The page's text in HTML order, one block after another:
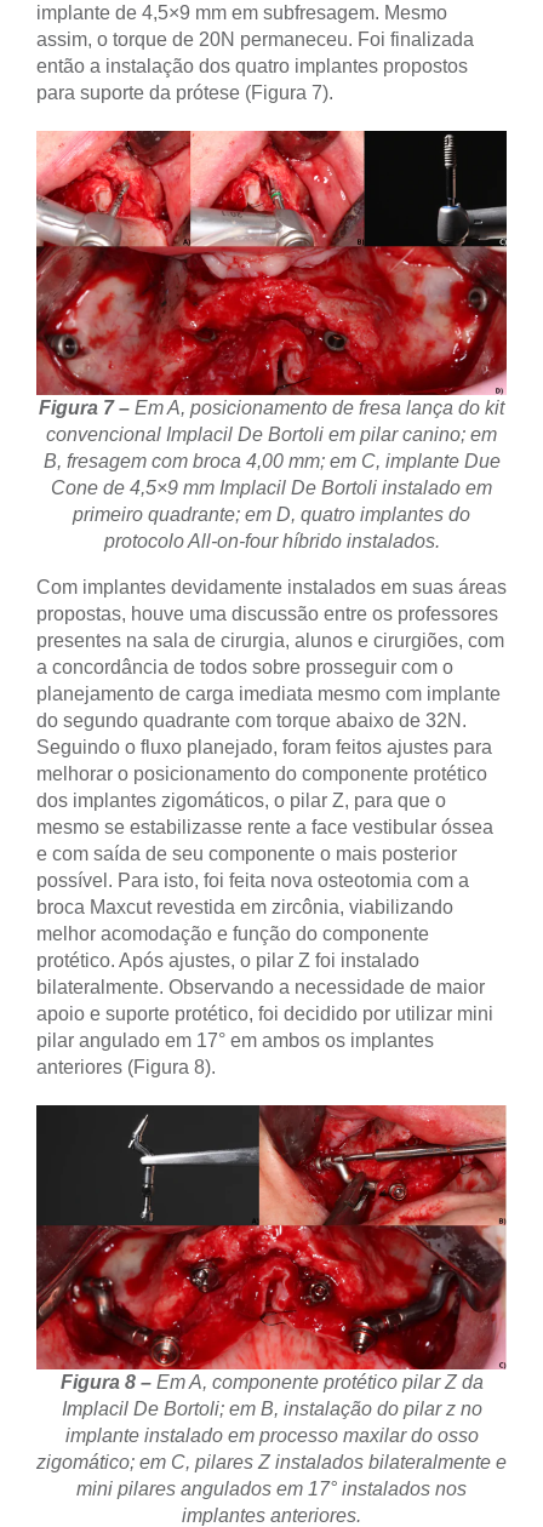
implante de 4,5×9 mm em subfresagem. Mesmo
assim, o torque de 20N permaneceu. Foi finalizada
então a instalação dos quatro implantes propostos
para suporte da prótese (Figura 7).
Figura 7 – Em A, posicionamento de fresa lança do kit
convencional Implacil De Bortoli em pilar canino; em
B, fresagem com broca 4,00 mm; em C, implante Due
Cone de 4,5×9 mm Implacil De Bortoli instalado em
primeiro quadrante; em D, quatro implantes do
protocolo All-on-four híbrido instalados.
Com implantes devidamente instalados em suas áreas
propostas, houve uma discussão entre os professores
presentes na sala de cirurgia, alunos e cirurgiões, com
a concordância de todos sobre prosseguir com o
planejamento de carga imediata mesmo com implante
do segundo quadrante com torque abaixo de 32N.
Seguindo o fluxo planejado, foram feitos ajustes para
melhorar o posicionamento do componente protético
dos implantes zigomáticos, o pilar Z, para que o
mesmo se estabilizasse rente a face vestibular óssea
e com saída de seu componente o mais posterior
possível. Para isto, foi feita nova osteotomia com a
broca Maxcut revestida em zircônia, viabilizando
melhor acomodação e função do componente
protético. Após ajustes, o pilar Z foi instalado
bilateralmente. Observando a necessidade de maior
apoio e suporte protético, foi decidido por utilizar mini
pilar angulado em 17° em ambos os implantes
anteriores (Figura 8).
Figura 8 –Em A, componente protético pilar Z da
Implacil De Bortoli; em B, instalação do pilar z no
implante instalado em processo maxilar do osso
zigomático; em C, pilares Z instalados bilateralmente e
mini pilares angulados em 17° instalados nos
implantes anteriores.